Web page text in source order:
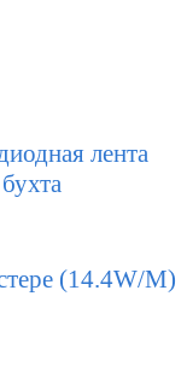
лента
(14.4W/М)